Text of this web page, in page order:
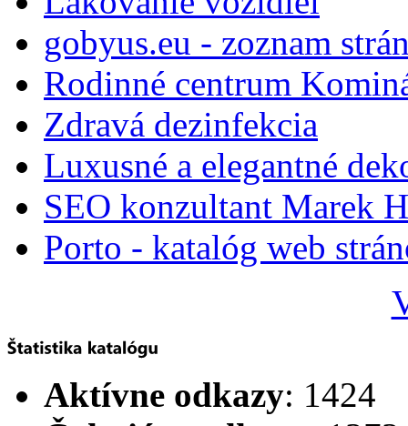
gobyus.eu - zoznam
Rodinné centrum
Zdravá dezinfekcia
Luxusné a elegantné
SEO konzultant Marek
Porto - katalóg web
Aktívne odkazy: 1424